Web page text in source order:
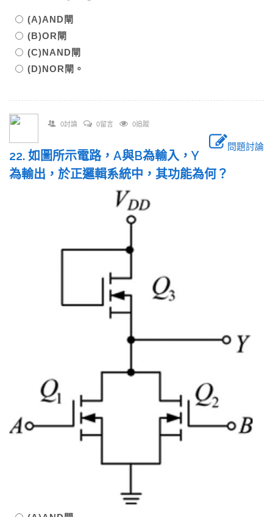
(A)AND閘
(B)OR閘
(C)NAND閘
(D)NOR閘。
0討論 0留言 0追蹤
問題討論
22. 如圖所示電路，A與B為輸入，Y
為輸出，於正邏輯系統中，其功能為何？